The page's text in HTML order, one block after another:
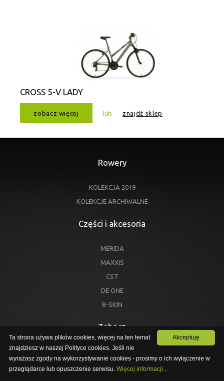
PRZEJDŹ NA NOWĄ STRONĘ
CROSS 5-V LADY
zobacz więcej lub znajdź sklep
Rowery
KOLEKCJA 2019
KOLEKCJE ARCHIWALNE
Części i akcesoria
MERIDA
MAXXIS
CST
DE ONE
B-SKIN
Zobacz
MOBILNE CENTRUM TESTOWE
TECHNOLOGIE MERIDY
Akceptuję
Ta strona używa plików cookies, więcej na ten temat
znajdziesz w naszej Polityce cookies. Jeśli nie
wyrażasz zgody na wykorzystywanie cookies - prosimy o ich wyłączenie w
przeglądarce lub opuszczenie serwisu. Więcej informacji...